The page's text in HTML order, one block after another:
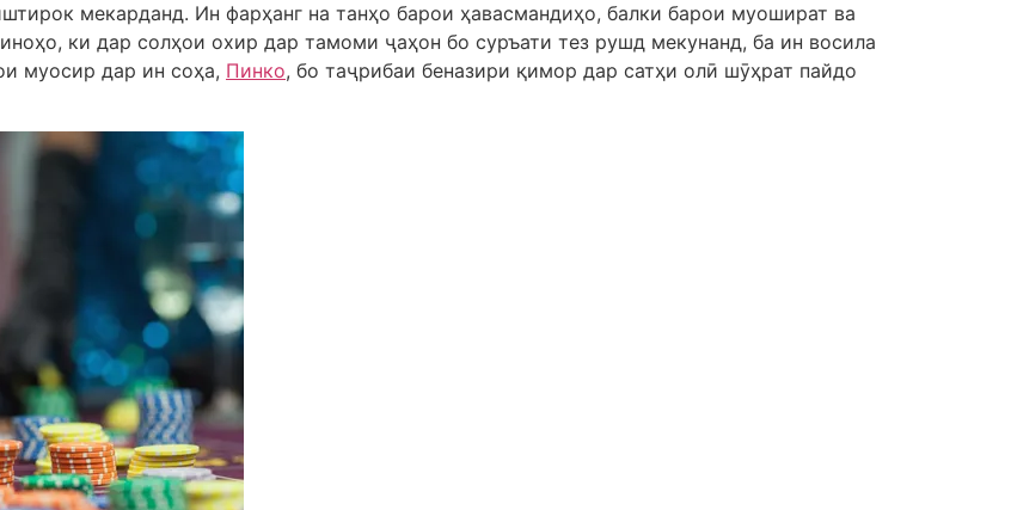
мекарданд. Ин фарҳанг на танҳо барои ҳавасмандиҳо, балки барои муошират ва
ки дар солҳои охир дар тамоми ҷаҳон бо суръати тез рушд мекунанд, ба ин восила
муосир дар ин соҳа, Пинко, бо таҷрибаи беназири қимор дар сатҳи олӣ шӯҳрат пайдо